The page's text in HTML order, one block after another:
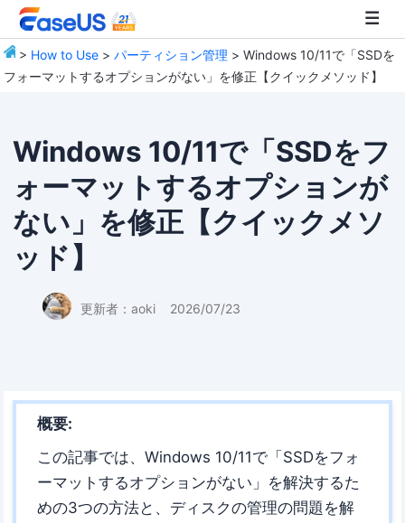
> How to Use >パーティション管理 > Windows 10/11で「SSDを
フォーマットするオプションがない」を修正【クイックメソッド】
Windows 10/11で「SSDをフ
ォーマットするオプションが
ない」を修正【クイックメソ
ッド】
更新者： aoki 2026/07/23
概要:
この記事では、Windows 10/11で「SSDをフォ
ーマットするオプションがない」を解決するた
めの3つの方法と、ディスクの管理の問題を解